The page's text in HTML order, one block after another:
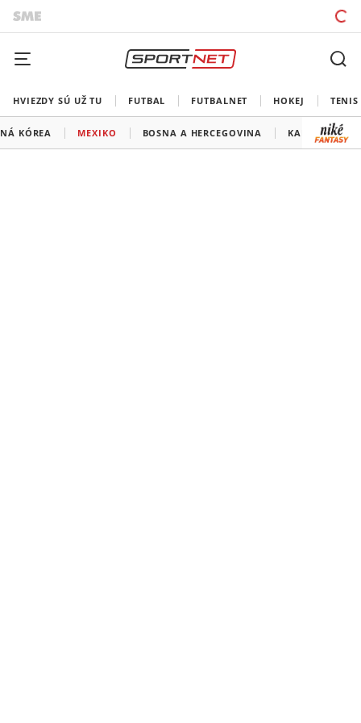
HVIEZDY SÚ UŽ TU FUTBAL FUTBALNET HOKEJ TENIS
KÓREA MEXIKO BOSNA A HERCEGOVINA KANADA